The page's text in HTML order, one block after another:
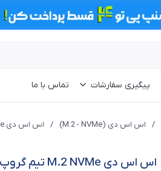
پیگیری سفارشات تماس با ما
/ اس اس دی (M.2 - NVMe) / اس اس دی M.2 NVMe تیم گروپ مدل MP33 ظرفیت 256 گیگابایت
اس اس دی M.2 NVMe تیم گروپ مدل MP33 ظرفیت 256 گیگابایت